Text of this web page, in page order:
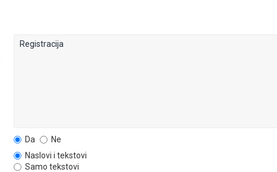
Da
Ne
Naslovi i tekstovi
Samo tekstovi